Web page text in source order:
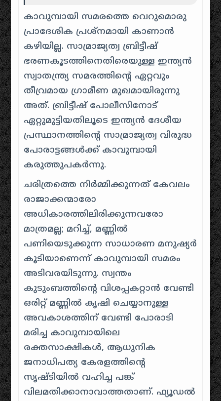
കാവുമ്പായി സമരത്തെ വെറുമൊരു
പ്രാദേശിക പ്രശ്നമായി കാണാൻ
കഴിയില്ല. സാമ്രാജ്യത്വ ബ്രിട്ടീഷ്
ഭരണകൂടത്തിനെതിരെയുള്ള ഇന്ത്യൻ
സ്വാതന്ത്ര്യ സമരത്തിന്റെ ഏറ്റവും
തീവ്രമായ ഗ്രാമീണ മുഖമായിരുന്നു
അത്. ബ്രിട്ടീഷ് പോലീസിനോട്
ഏറ്റുമുട്ടിയതിലൂടെ ഇന്ത്യൻ ദേശീയ
പ്രസ്ഥാനത്തിന്റെ സാമ്രാജ്യത്വ വിരുദ്ധ
പോരാട്ടങ്ങൾക്ക് കാവുമ്പായി
കരുത്തുപകർന്നു.
ചരിത്രത്തെ നിർമ്മിക്കുന്നത് കേവലം
രാജാക്കന്മാരോ
അധികാരത്തിലിരിക്കുന്നവരോ
മാത്രമല്ല; മറിച്ച്, മണ്ണിൽ
പണിയെടുക്കുന്ന സാധാരണ മനുഷ്യർ
കൂടിയാണെന്ന് കാവുമ്പായി സമരം
അടിവരയിടുന്നു. സ്വന്തം
കുടുംബത്തിന്റെ വിശപ്പകറ്റാൻ വേണ്ടി
ഒരിറ്റ് മണ്ണിൽ കൃഷി ചെയ്യാനുള്ള
അവകാശത്തിന് വേണ്ടി പോരാടി
മരിച്ച കാവുമ്പായിലെ
രക്തസാക്ഷികൾ, ആധുനിക
ജനാധിപത്യ കേരളത്തിന്റെ
സൃഷ്ടിയിൽ വഹിച്ച പങ്ക്
വിലമതിക്കാനാവാത്തതാണ്. ഫ്യൂഡൽ